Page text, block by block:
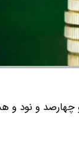
و هشتاد و سه هزار و چهارصد و